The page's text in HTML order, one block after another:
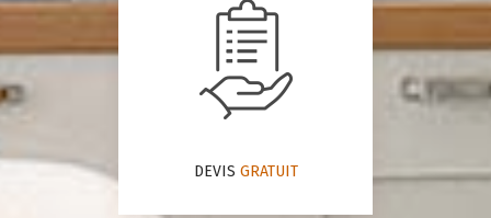
DEVIS GRATUIT